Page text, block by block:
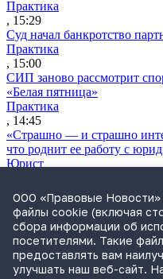
Практика
, 15:29
Суд начал банкротство
Практика
, 15:00
СИП заново рассмотрит
«Белая пятница»
Практика
, 14:45
«Страшно — и страшно
что роднит ее работу с
Юрист
Экс-акционер взыскивает
доли
Практика
, 14:23
Минюст США поддержал
Capital
ООО «Правовые
файлы cookie (включая
сбора информации об
посетителями. Такие
предоставлять вам
улучшать наш веб-сайт.